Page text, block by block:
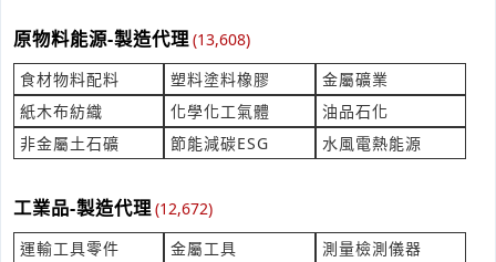
時間:08/07 12:19
***y.gao@ghfood.com.tw
陪客椅2張 請報價
產業:醫療設備器材製造代理
來自:財OO人OO復OO學OO 詢價
***365@chgh.org.tw
您好，潤餅皮相關事宜
原物料能源-製造代理(13,608)
食材物料配料
塑料塗料橡膠
金屬礦業
紙木布紡織
化學化工氣體
油品石化
非金屬土石礦
節能減碳ESG 水風電熱能源
工業品-製造代理(12,672)
運輸工具零件
金屬工具
測量檢測儀器